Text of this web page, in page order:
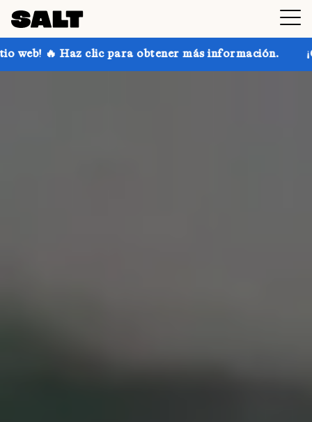
obtener más información. ¡Consigue hasta un 30